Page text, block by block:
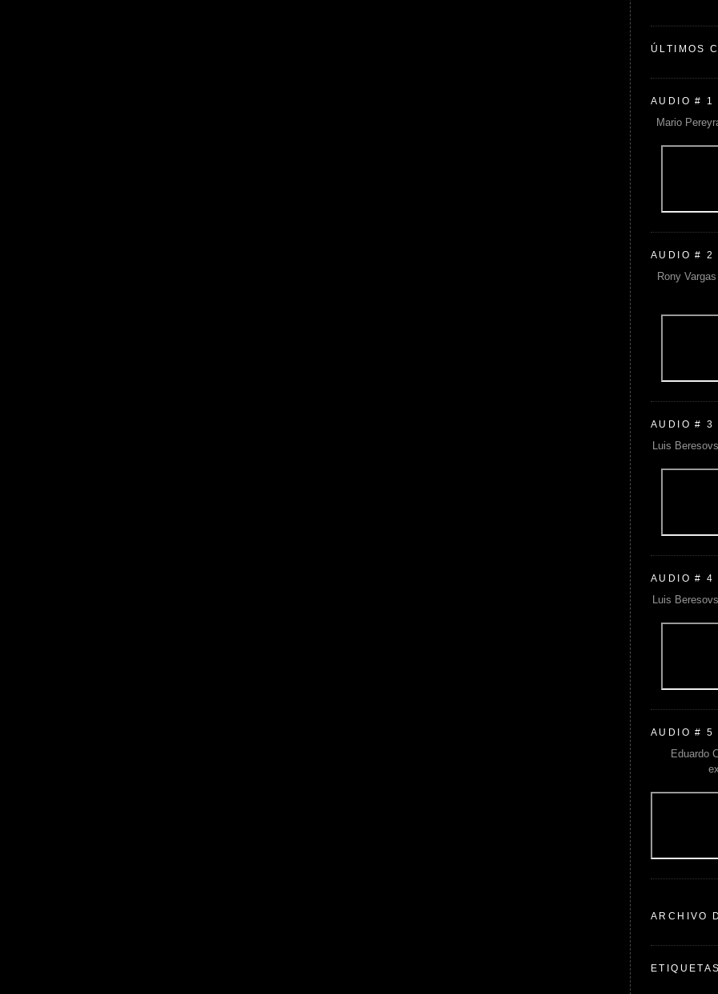
ÚLTIMOS
AUDIO # 1
Mario
AUDIO # 2
Rony
AUDIO # 3
Luis
AUDIO # 4
Luis
AUDIO # 5
Eduardo
ARCHIVO